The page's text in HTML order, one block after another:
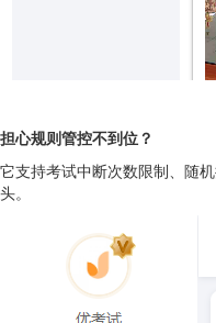
担心规则管控不到位？
它支持考试中断次数限制、随
头。